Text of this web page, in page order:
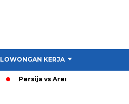
LOWONGAN KERJA
Persija vs Arema: Persija Menang